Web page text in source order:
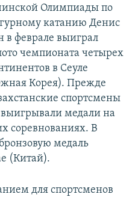
Олимпиады по
катанию Денис
в феврале выиграл
чемпионата четырех
в Сеуле
Корея). Прежде
спортсмены
медали на
соревнованиях. В
медаль
(Китай).
для спортсменов